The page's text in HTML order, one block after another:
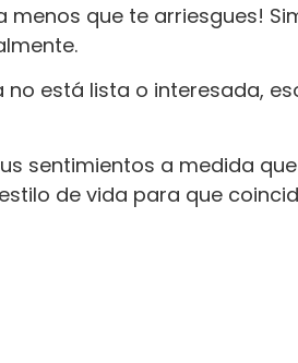
menos que te arriesgues!
no está lista o interesada,
sentimientos a medida
de vida para que